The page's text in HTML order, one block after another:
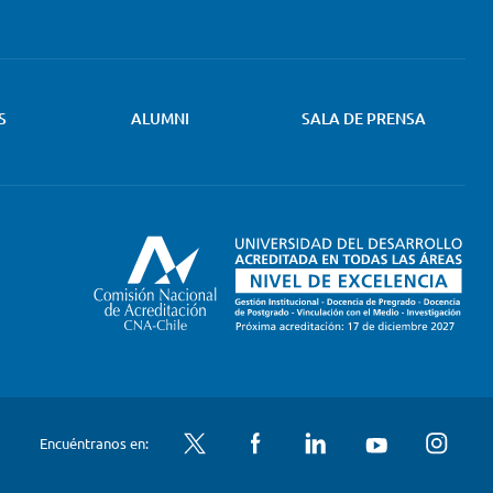
ALUMNI SALA DE PRENSA
Encuéntranos en: Twitter FacebookLinkedIn YouTube Instagram